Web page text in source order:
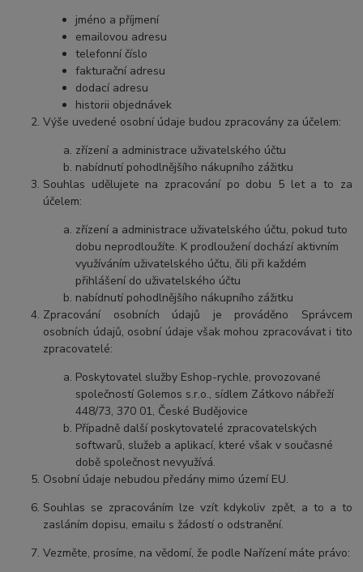
jméno a příjmení
emailovou adresu
telefonní číslo
fakturační adresu
dodací adresu
historii objednávek
Výše uvedené osobní údaje budou zpracovány za účelem:
zřízení a administrace uživatelského účtu
nabídnutí pohodlnějšího nákupního zážitku
Souhlas udělujete na zpracování po dobu 5 let a to za
účelem:
zřízení a administrace uživatelského účtu, pokud tuto
dobu neprodloužíte. K prodloužení dochází aktivním
využíváním uživatelského účtu, čili při každém
přihlášení do uživatelského účtu
nabídnutí pohodlnějšího nákupního zážitku
Zpracování osobních údajů je prováděno Správcem
osobních údajů, osobní údaje však mohou zpracovávat i tito
zpracovatelé:
Poskytovatel služby Eshop-rychle, provozované
společností Golemos s.r.o., sídlem Zátkovo nábřeží
448/73, 370 01, České Budějovice
Případně další poskytovatelé zpracovatelských
softwarů, služeb a aplikací, které však v současné
době společnost nevyužívá.
Osobní údaje nebudou předány mimo území EU.
Souhlas se zpracováním lze vzít kdykoliv zpět, a to a to
zasláním dopisu, emailu s žádostí o odstranění.
Vezměte, prosíme, na vědomí, že podle Nařízení máte právo: